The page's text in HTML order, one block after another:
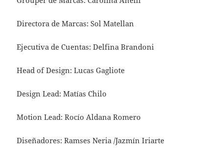
Directora de Marcas: Sol Matellan
Ejecutiva de Cuentas: Delfina Brandoni
Head of Design: Lucas Gagliote
Design Lead: Matías Chilo
Motion Lead: Rocío Aldana Romero
Diseñadores: Ramses Neria /Jazmín Iriarte